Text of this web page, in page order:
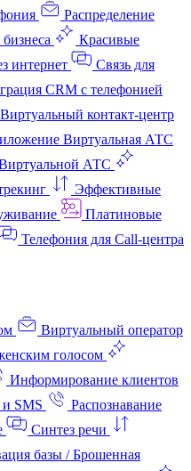
Распределение
Красивые
интернет
Связь для
CRM с телефонией
Виртуальный контакт‑центр
Виртуальная АТС
АТС
Эффективные
Платиновые
Телефония для Call-центра
Виртуальный оператор
голосом
Информирование клиентов
SMS
Распознавание
Синтез речи
базы / Брошенная